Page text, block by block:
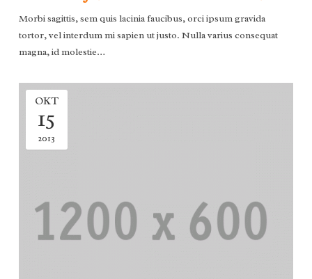
Morbi sagittis, sem quis lacinia faucibus, orci ipsum gravida
tortor, vel interdum mi sapien ut justo. Nulla varius consequat
magna, id molestie…
OKT
15
2013